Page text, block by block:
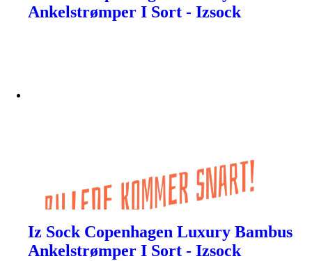
Ankelstrømper I Sort - Izsock
Iz Sock Copenhagen Luxury Bambus
Ankelstrømper I Sort - Izsock